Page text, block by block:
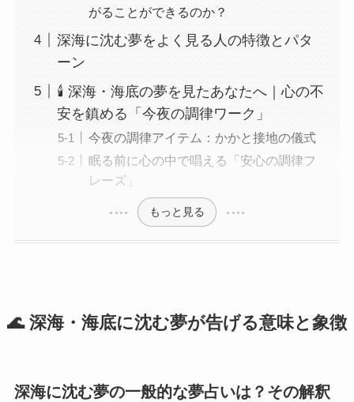
がることができるのか？
深海に沈む夢をよく見る人の特徴とパタ
ーン
🕯️ 深海・海底の夢を見たあなたへ｜心の不
安を鎮める「今夜の調律ワーク」
今夜の調律アイテム：かかと接地の儀式
眠る前に心の中で唱える「安心の調律フ
レーズ」
もっと見る
🌊 深海・海底に沈む夢が告げる意味と象徴
深海に沈む夢の一般的な夢占いは？その解釈